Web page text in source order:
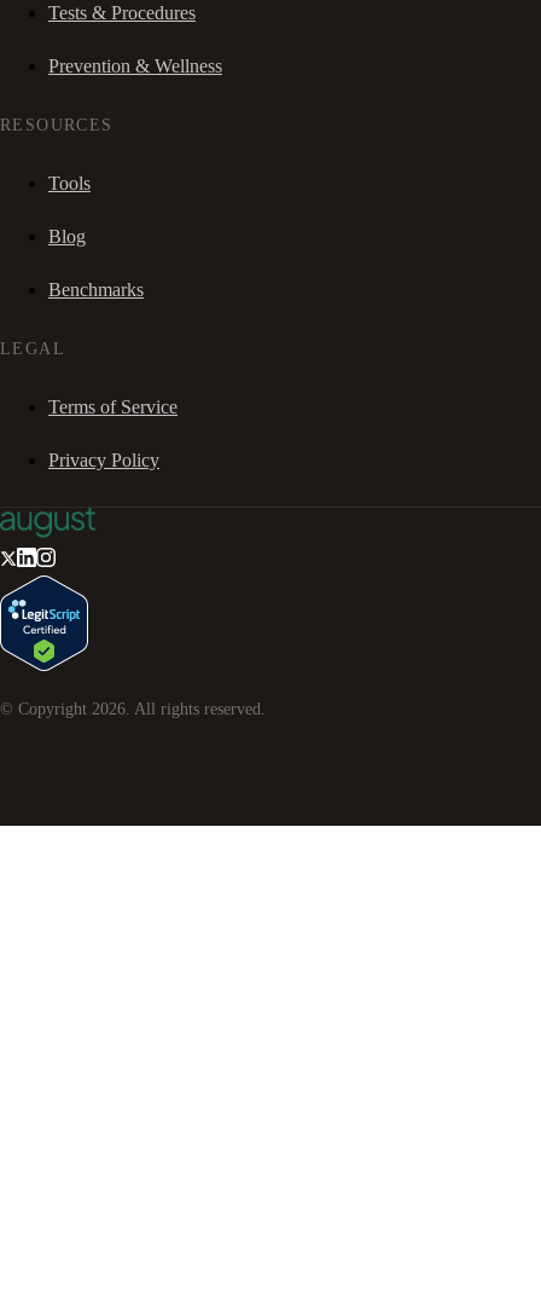
Tests & Procedures
Prevention & Wellness
RESOURCES
Tools
Blog
Benchmarks
LEGAL
Terms of Service
Privacy Policy
© Copyright 2026 . All rights reserved.